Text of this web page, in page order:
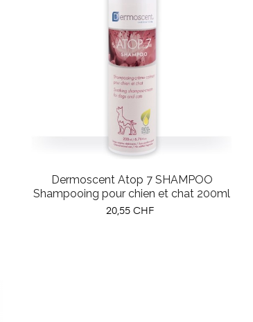
Dermoscent Atop 7 SHAMPOO
Shampooing pour chien et chat 200ml
Prix
20,55 CHF